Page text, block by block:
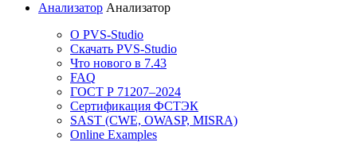
Анализатор Анализатор
О PVS-Studio
Скачать PVS-Studio
Что нового в 7.43
FAQ
ГОСТ Р 71207–2024
Сертификация ФСТЭК
SAST (CWE, OWASP, MISRA)
Online Examples